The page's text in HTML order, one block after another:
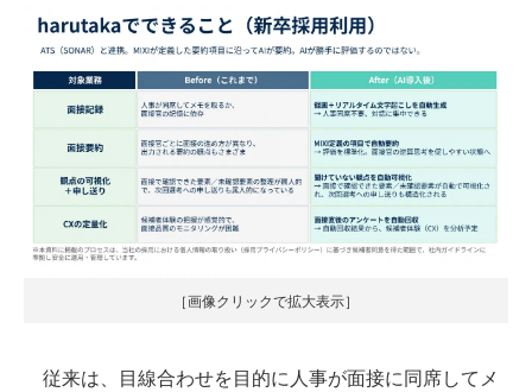
［画像クリックで拡大表示］
従来は、目線合わせを目的に人事が面接に同席してメ